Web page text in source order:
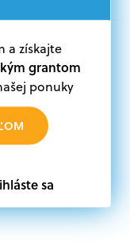
Grantexpert.sk
obnovy a
alebo súkromný
ako aj
právnická osoba v
a získajte
grantom
ponuky
sa